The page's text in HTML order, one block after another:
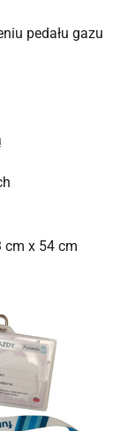
pedału gazu
cm x 54 cm